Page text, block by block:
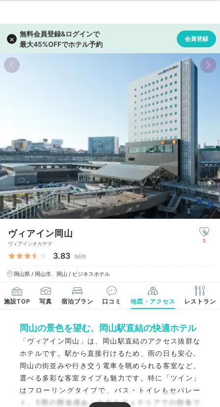
ヴィアイン岡山
ヴィアインオカヤマ
3.83 96件
岡山県 / 岡山市、岡山 / ビジネスホテル
3
施設TOP 写真 宿泊プラン 口コミ 地図・アクセス レストラン
岡山の景色を望む、岡山駅直結の快適ホテル
「ヴィアイン岡山」は、岡山駅直結のアクセス抜群な
ホテルです。駅から直接行けるため、雨の日も安心。
岡山の街並みや行き交う電車を眺められる客室など、
選べる多彩な客室タイプも魅力です。特に「ツイン」
はフローリングタイプで、バス・トイレもセパレー
ト。5階の開放感あふれるカフェテリアでの朝食で